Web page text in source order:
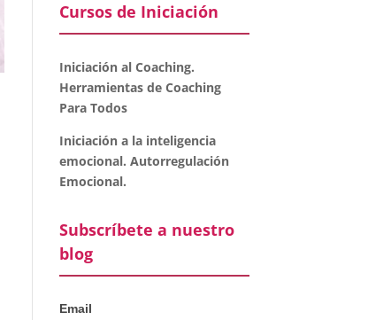
Cursos de Iniciación
Iniciación al Coaching.
Herramientas de Coaching
Para Todos
Iniciación a la inteligencia
emocional. Autorregulación
Emocional.
Subscríbete a nuestro
blog
Email